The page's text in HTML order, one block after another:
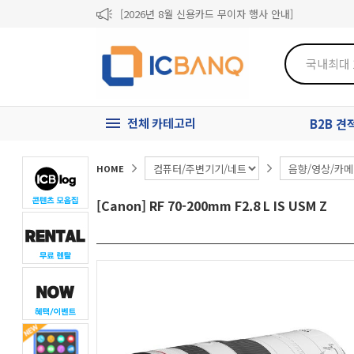
[2026년 8월 신용카드 무이자 행사 안내]
[마일리지 적립 및 사용 정책 개편 안내]
전체 카테고리 B2B 견
HOME
[Canon] RF 70-200mm F2.8 L IS USM Z